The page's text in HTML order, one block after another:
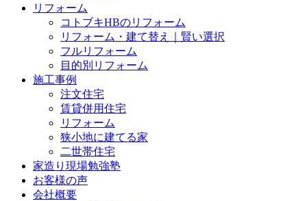
リフォーム
コトブキHBのリフォーム
リフォーム・建て替え｜賢い選択
フルリフォーム
目的別リフォーム
施工事例
注文住宅
賃貸併用住宅
リフォーム
狭小地に建てる家
二世帯住宅
家造り現場勉強塾
お客様の声
会社概要